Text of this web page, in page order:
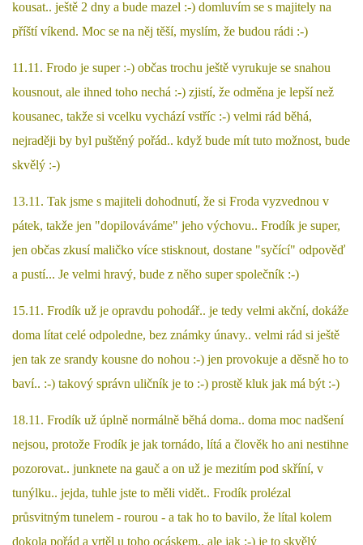
kousat.. ještě 2 dny a bude mazel :-) domluvím se s majitely na
příští víkend. Moc se na něj těší, myslím, že budou rádi :-)
11.11. Frodo je super :-) občas trochu ještě vyrukuje se snahou
kousnout, ale ihned toho nechá :-) zjistí, že odměna je lepší než
kousanec, takže si vcelku vychází vstříc :-) velmi rád běhá,
nejraději by byl puštěný pořád.. když bude mít tuto možnost, bude
skvělý :-)
13.11. Tak jsme s majiteli dohodnutí, že si Froda vyzvednou v
pátek, takže jen "dopilováváme" jeho výchovu.. Frodík je super,
jen občas zkusí maličko více stisknout, dostane "syčící" odpověď
a pustí... Je velmi hravý, bude z něho super společník :-)
15.11. Frodík už je opravdu pohodář.. je tedy velmi akční, dokáže
doma lítat celé odpoledne, bez známky únavy.. velmi rád si ještě
jen tak ze srandy kousne do nohou :-) jen provokuje a děsně ho to
baví.. :-) takový správn uličník je to :-) prostě kluk jak má být :-)
18.11. Frodík už úplně normálně běhá doma.. doma moc nadšení
nejsou, protože Frodík je jak tornádo, lítá a člověk ho ani nestihne
pozorovat.. junknete na gauč a on už je mezitím pod skříní, v
tunýlku.. jejda, tuhle jste to měli vidět.. Frodík prolézal
průsvitným tunelem - rourou - a tak ho to bavilo, že lítal kolem
dokola pořád a vrtěl u toho ocáskem.. ale jak :-) je to skvělý